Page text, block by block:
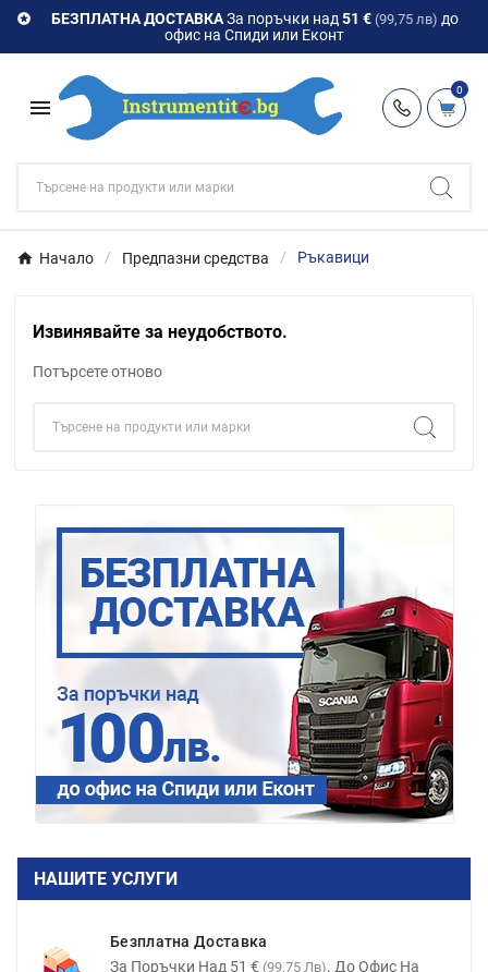
 БЕЗПЛАТНА ДОСТАВКАЗа поръчки над 51 € (99,75 лв) до
офис на Спиди или Еконт

0
Начало Предпазни средства Ръкавици
Извинявайте за неудобството.
Потърсете отново
НАШИТЕ УСЛУГИ
Безплатна Доставка
За Поръчки Над 51 € (99,75 Лв). До Офис На